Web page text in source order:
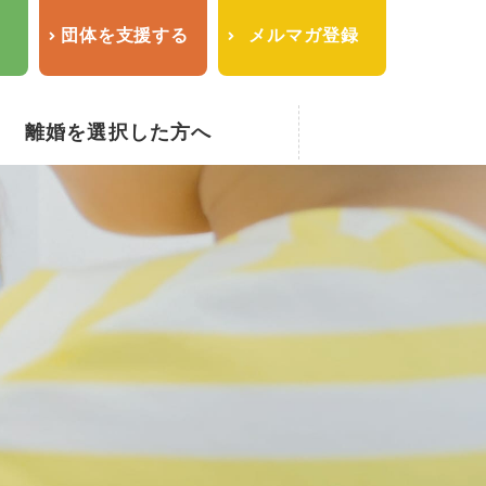
団体を支援する メルマガ登録
離婚を選択した方へ